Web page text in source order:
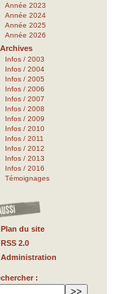
Année 2023
Année 2024
Année 2025
Année 2026
Archives
Infos / 2003
Infos / 2004
Infos / 2005
Infos / 2006
Infos / 2007
Infos / 2008
Infos / 2009
Infos / 2010
Infos / 2011
Infos / 2012
Infos / 2013
Infos / 2016
Témoignages
Plan du site
RSS 2.0
Administration
: